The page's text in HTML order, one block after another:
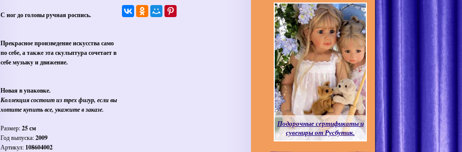
С ног до головы ручная роспись.
Прекрасное произведение искусства само
по себе, а также эта скульптура сочетает в
себе музыку и движение.
Новая в упаковке.
Коллекция состоит из трех фигур, если вы
хотите купить все, укажите в заказе.
Размер:25 см
Год выпуска:2009
Артикул: 108604002
Подарочные сертификаты и
сувениры от Русбутик.